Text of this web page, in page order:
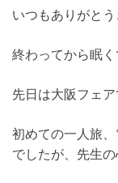
いつもありがとう
終わってから眠く
先日は大阪フェ
初めての一人旅
でしたが、先生